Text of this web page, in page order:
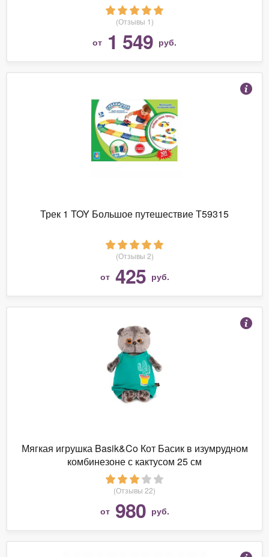
(Отзывы 1)
от 1 549 руб.
Трек 1 TOY Большое путешествие Т59315
(Отзывы 2)
от 425 руб.
Мягкая игрушка Basik&Co Кот Басик в изумрудном
комбинезоне с кактусом 25 см
(Отзывы 22)
от 980 руб.